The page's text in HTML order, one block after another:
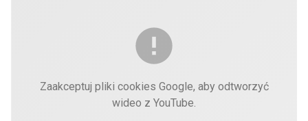
Zaakceptuj pliki cookies Google, aby odtworzyć
wideo z YouTube.